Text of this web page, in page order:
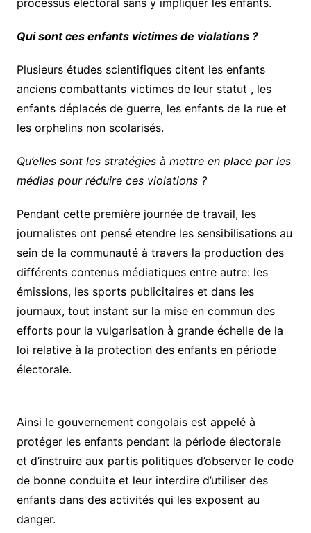
Qui sont ces enfants victimes de violations ?
Plusieurs études scientifiques citent les enfants
anciens combattants victimes de leur statut , les
enfants déplacés de guerre, les enfants de la rue et
les orphelins non scolarisés.
Qu’elles sont les stratégies à mettre en place par les
médias pour réduire ces violations ?
Pendant cette première journée de travail, les
journalistes ont pensé etendre les sensibilisations au
sein de la communauté à travers la production des
différents contenus médiatiques entre autre: les
émissions, les sports publicitaires et dans les
journaux, tout instant sur la mise en commun des
efforts pour la vulgarisation à grande échelle de la
loi relative à la protection des enfants en période
électorale.
Ainsi le gouvernement congolais est appelé à
protéger les enfants pendant la période électorale
et d’instruire aux partis politiques d’observer le code
de bonne conduite et leur interdire d’utiliser des
enfants dans des activités qui les exposent au
danger.